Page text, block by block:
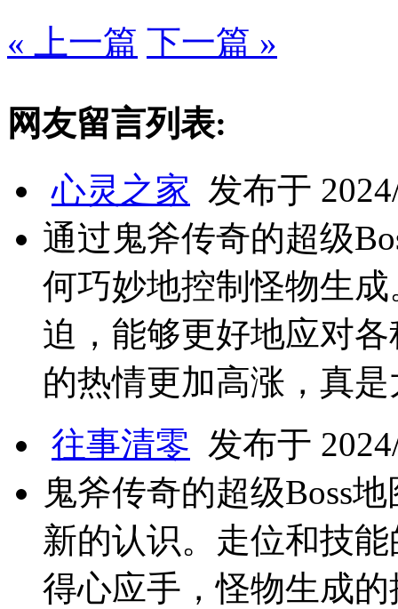
« 上一篇 下一篇 »
网友留言列表:
心灵之家 发布于
通过鬼斧传奇的超级
何巧妙地控制怪物生
迫，能够更好地应对
的热情更加高涨，真
往事清零 发布于
鬼斧传奇的超级Boss
新的认识。走位和技
得心应手，怪物生成